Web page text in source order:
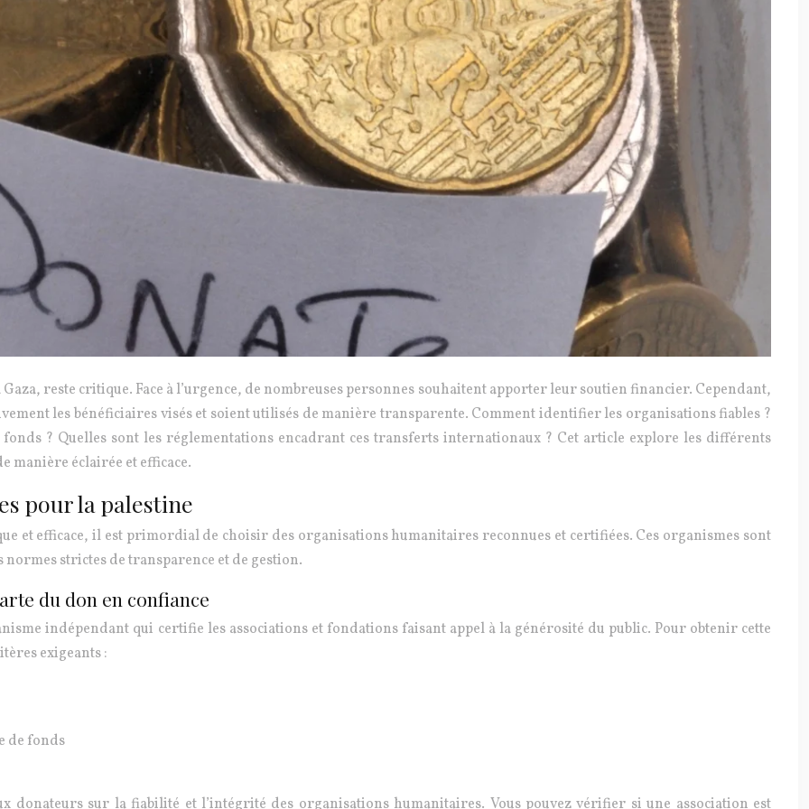
reste critique. Face à l’urgence, de nombreuses personnes souhaitent apporter leur soutien financier. Cependant,
les bénéficiaires visés et soient utilisés de manière transparente. Comment identifier les organisations fiables ?
? Quelles sont les réglementations encadrant ces transferts internationaux ? Cet article explore les différents
manière éclairée et efficace.
pour la palestine
et efficace, il est primordial de choisir des organisations humanitaires reconnues et certifiées. Ces organismes sont
strictes de transparence et de gestion.
du don en confiance
indépendant qui certifie les associations et fondations faisant appel à la générosité du public. Pour obtenir cette
exigeants :
de fonds
donateurs sur la fiabilité et l’intégrité des organisations humanitaires. Vous pouvez vérifier si une association est